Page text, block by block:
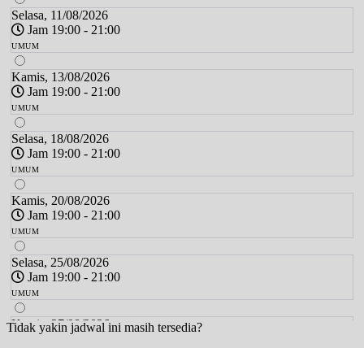
Selasa, 11/08/2026
Jam 19:00 - 21:00
UMUM
Kamis, 13/08/2026
Jam 19:00 - 21:00
UMUM
Selasa, 18/08/2026
Jam 19:00 - 21:00
UMUM
Kamis, 20/08/2026
Jam 19:00 - 21:00
UMUM
Selasa, 25/08/2026
Jam 19:00 - 21:00
UMUM
Kamis, 27/08/2026
Jam 19:00 - 21:00
Tidak yakin jadwal ini masih tersedia?